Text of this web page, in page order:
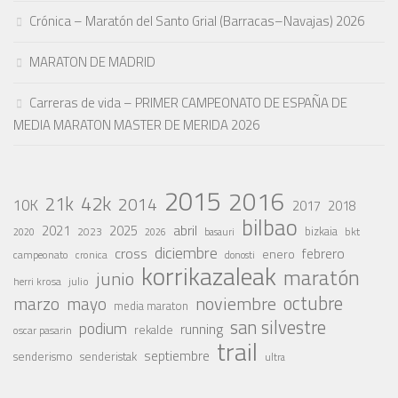
Crónica – Maratón del Santo Grial (Barracas–Navajas) 2026
MARATON DE MADRID
Carreras de vida – PRIMER CAMPEONATO DE ESPAÑA DE
MEDIA MARATON MASTER DE MERIDA 2026
10K 21k 42k 2014 2015 2016 2017 2018
2020 2021 2023 2025 2026 abril basauri bilbao bizkaia bkt
campeonato cronica cross diciembre donosti enero febrero
herri krosa julio junio korrikazaleak maratón
marzo mayo media maraton noviembre octubre
oscar pasarin podium rekalde running san silvestre
senderismo senderistak septiembre trail ultra